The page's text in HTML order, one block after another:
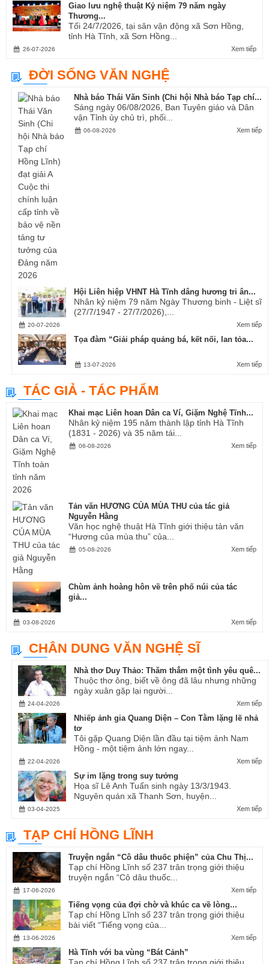
Giao lưu nghệ thuật Kỷ niệm 79 năm ngày
Thương...
Tối 24/7/2026, tại sân vận động xã Sơn Hồng,
tỉnh Hà Tĩnh, xã Sơn Hồng...
Xem tiếp
26-07-2026
ĐỜI SỐNG VĂN NGHỆ
Nhà báo Thái Văn Sinh (Chi hội Nhà báo Tạp chí...
Sáng ngày 06/08/2026, Ban Tuyên giáo và Dân
vận Tỉnh ủy chủ trì, phối...
Xem tiếp
06-08-2026
Hội Liên hiệp VHNT Hà Tĩnh dâng hương tri ân...
Nhân kỷ niệm 79 năm Ngày Thương binh - Liệt sĩ
(27/7/1947 - 27/7/2026),...
Xem tiếp
20-07-2026
Tọa đàm “Giải pháp quảng bá, kết nối, lan tỏa...
Xem tiếp
13-07-2026
TÁC GIẢ - TÁC PHẨM
Khai mạc Liên hoan Dân ca Ví, Giặm Nghệ Tĩnh...
Nhân kỷ niệm 195 năm thành lập tỉnh Hà Tĩnh
(1831 - 2026) và 35 năm tái...
Xem tiếp
06-08-2026
Tản văn HƯƠNG CỦA MÙA THU của tác giả
Nguyễn Hằng
Văn học nghệ thuật Hà Tĩnh giới thiệu tản văn
“Hương của mùa thu” của...
Xem tiếp
05-08-2026
Chùm ảnh hoàng hôn về trên phố núi của tác
giả...
Xem tiếp
03-08-2026
CHÂN DUNG VĂN NGHỆ SĨ
Nhà thơ Duy Thảo: Thăm thẳm một tình yêu quê...
Thuộc thơ ông, biết về ông đã lâu nhưng những
ngày xuân gặp lại người...
Xem tiếp
24-04-2026
Nhiếp ảnh gia Quang Diện – Con Tằm lặng lẽ nhả
tơ
Tôi gặp Quang Diện lần đầu tại tiệm ảnh Nam
Hồng - một tiệm ảnh lớn ngay...
Xem tiếp
22-04-2026
Sự im lặng trong suy tưởng
Họa sĩ Lê Anh Tuấn sinh ngày 13/3/1943.
Nguyên quán xã Thanh Sơn, huyện...
Xem tiếp
03-04-2025
TẠP CHÍ HỒNG LĨNH
Truyện ngắn “Cô dâu thuốc phiện” của Chu Thị...
Tạp chí Hồng Lĩnh số 237 trân trọng giới thiệu
truyện ngắn “Cô dâu thuốc...
Xem tiếp
17-06-2026
Tiếng vọng của đợi chờ và khúc ca về lòng...
Tạp chí Hồng Lĩnh số 237 trân trọng giới thiệu
bài viết “Tiếng vọng của...
Xem tiếp
13-06-2026
Hà Tĩnh với ba vùng “Bát Cảnh”